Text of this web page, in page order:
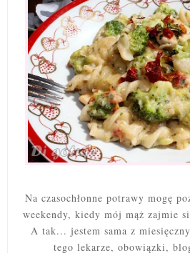
Na czasochłonne potrawy mogę
weekendy, kiedy mój mąż zajmie
A tak... jestem sama z
tego lekarze, obowiązki,